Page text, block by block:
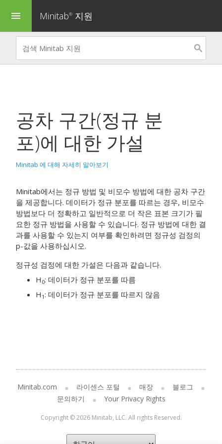
menu Minitab® 지원
공차 구간(정규 분
포)에 대한 가설
Minitab 에 대해 자세히 알아보기
Minitab에서는 정규 방법 및 비모수 방법에 대한 공차 구간
을 제공합니다. 데이터가 정규 분포를 따르는 경우, 비모수
방법보다 더 정확하고 일반적으로 더 작은 표본 크기가 필
요한 정규 방법을 사용할 수 있습니다. 정규 방법에 대한 결
과를 사용할 수 있는지 여부를 확인하려면 정규성 검정의
p-값을 사용하십시오.
정규성 검정에 대한 가설은 다음과 같습니다.
H 0: 데이터가 정규 분포를 따름
H 1: 데이터가 정규 분포를 따르지 않음
Minitab.com 라이센스 포털 매장
블로그
문의하기
Your Privacy Rights
Copyright © 2026 Minitab, LLC. All rights Reserved.